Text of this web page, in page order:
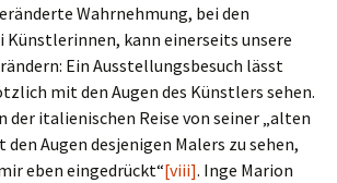
Wahrnehmung, bei den
kann einerseits unsere
Ein Ausstellungsbesuch lässt
mit den Augen des Künstlers sehen.
der italienischen Reise von seiner „alten
den Augen desjenigen Malers zu sehen,
eben eingedrückt“[viii]. Inge Marion